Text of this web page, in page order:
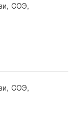
СОЭ,
СОЭ,